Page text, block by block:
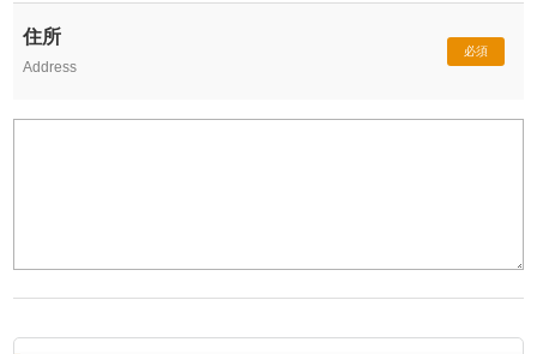
住所
Address
必須